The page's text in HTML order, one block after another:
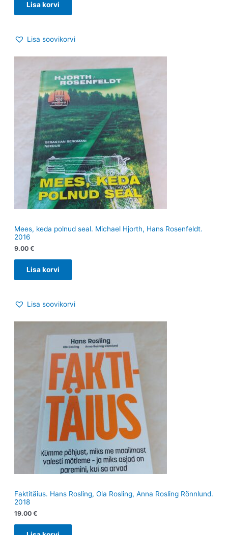
Lisa korvi
Lisa soovikorvi
Mees, keda polnud seal. Michael Hjorth, Hans Rosenfeldt.
2016
9.00 €
Lisa korvi
Lisa soovikorvi
Faktitäius. Hans Rosling, Ola Rosling, Anna Rosling Rönnlund.
2018
19.00 €